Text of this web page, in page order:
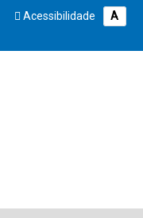
Acessibilidade
A